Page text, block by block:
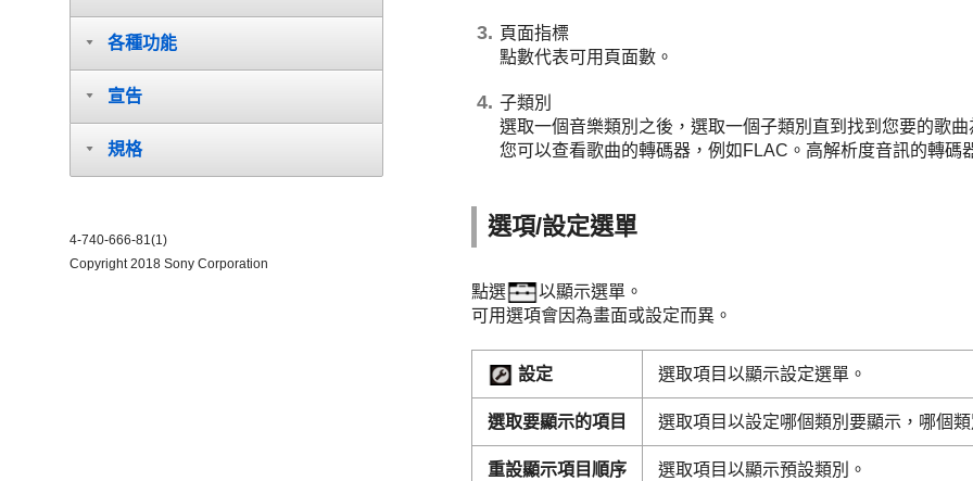
頁面指標
點數代表可用頁面數。
子類別
選取一個音樂類別之後，選取一個子類別直到找到您要的歌曲
您可以查看歌曲的轉碼器，例如FLAC。高解析度音訊的轉碼
選項/設定選單
點選
以顯示選單。
可用選項會因為畫面或設定而異。
設定 選取項目以顯示設定選單。
選取要顯示的項目 選取項目以設定哪個類別要顯示，哪個類
重設顯示項目順序 選取項目以顯示預設類別。
各種功能
宣告
規格
4-740-666-81(1)
Copyright 2018 Sony Corporation